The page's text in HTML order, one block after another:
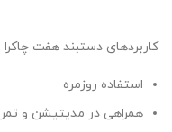
کاربردهای دستبند هفت چاکرا
استفاده روزمره
همراهی در مدیتیشن و